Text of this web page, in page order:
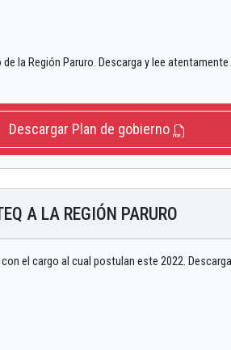
la Región Paruro. Descarga y lee atentamente
Descargar Plan de gobierno
A LA REGIÓN PARURO
el cargo al cual postulan este 2022.